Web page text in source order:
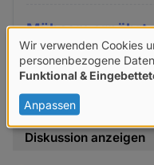
Mühsam ernährt
Mühsam ernährt sich
tut sich ja mal was...
Diskussion anzeigen
Verwendung
von
Daten
Wir verwenden Cookies
personenbezogene
Funktional &
Anpassen